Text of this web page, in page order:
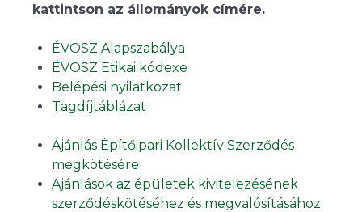
kattintson az állományok címére.
ÉVOSZ Alapszabálya
ÉVOSZ Etikai kódexe
Belépési nyilatkozat
Tagdíjtáblázat
Ajánlás Építőipari Kollektív Szerződés
megkötésére
Ajánlások az épületek kivitelezésének
szerződéskötéséhez és megvalósításához